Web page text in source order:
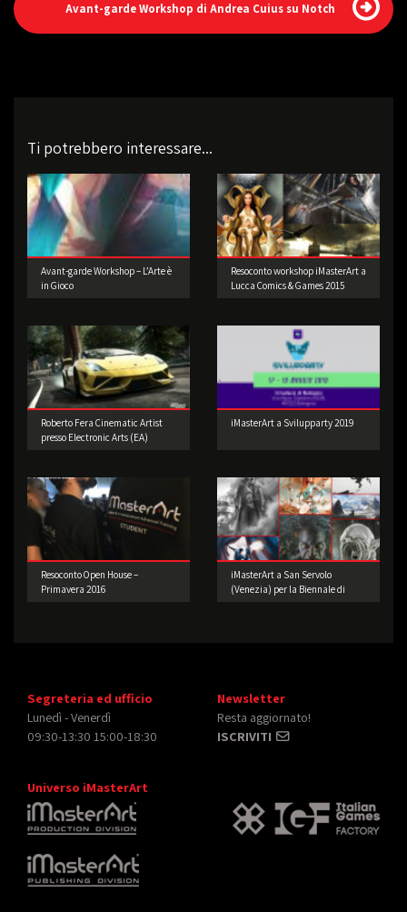
Avant-garde Workshop di Andrea Cuius su Notch
Ti potrebbero interessare...
Avant-garde Workshop – L’Arte è
in Gioco
Resoconto workshop iMasterArt a
Lucca Comics & Games 2015
Roberto Fera Cinematic Artist
presso Electronic Arts (EA)
iMasterArt a Svilupparty 2019
Resoconto Open House –
Primavera 2016
iMasterArt a San Servolo
(Venezia) per la Biennale di
Segreteria ed ufficio
Lunedì - Venerdì
09:30-13:30 15:00-18:30
Newsletter
Resta aggiornato!
ISCRIVITI
Universo iMasterArt